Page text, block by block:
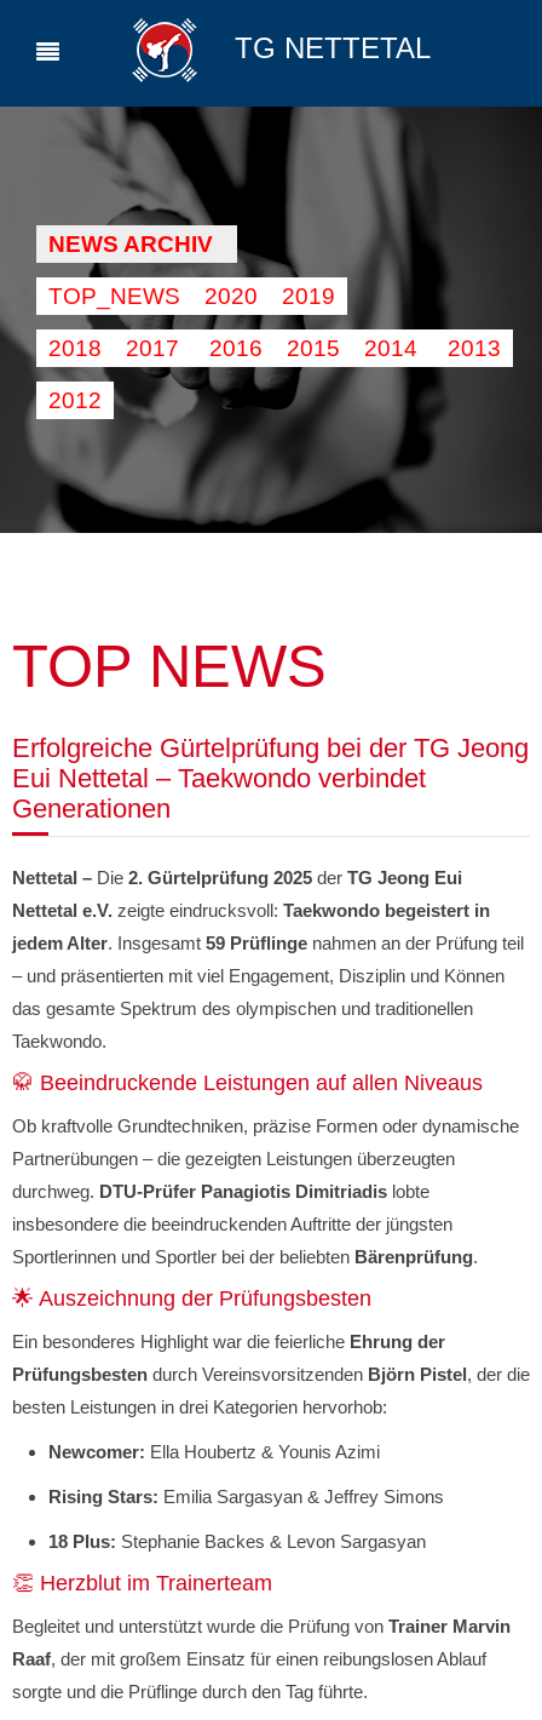
TG NETTETAL
NEWS ARCHIV
TOP_NEWS 2020 2019
2018 2017 2016 2015 2014 2013
2012
TOP NEWS
Erfolgreiche Gürtelprüfung bei der TG Jeong
Eui Nettetal – Taekwondo verbindet
Generationen
Nettetal – Die 2. Gürtelprüfung 2025 der TG Jeong Eui
Nettetal e.V. zeigte eindrucksvoll: Taekwondo begeistert in
jedem Alter. Insgesamt 59 Prüflinge nahmen an der Prüfung teil
– und präsentierten mit viel Engagement, Disziplin und Können
das gesamte Spektrum des olympischen und traditionellen
Taekwondo.
🥋 Beeindruckende Leistungen auf allen Niveaus
Ob kraftvolle Grundtechniken, präzise Formen oder dynamische
Partnerübungen – die gezeigten Leistungen überzeugten
durchweg. DTU-Prüfer Panagiotis Dimitriadis lobte
insbesondere die beeindruckenden Auftritte der jüngsten
Sportlerinnen und Sportler bei der beliebten Bärenprüfung.
🌟 Auszeichnung der Prüfungsbesten
Ein besonderes Highlight war die feierliche Ehrung der
Prüfungsbesten durch Vereinsvorsitzenden Björn Pistel, der die
besten Leistungen in drei Kategorien hervorhob:
Newcomer: Ella Houbertz & Younis Azimi
Rising Stars: Emilia Sargasyan & Jeffrey Simons
18 Plus: Stephanie Backes & Levon Sargasyan
👏 Herzblut im Trainerteam
Begleitet und unterstützt wurde die Prüfung von Trainer Marvin
Raaf, der mit großem Einsatz für einen reibungslosen Ablauf
sorgte und die Prüflinge durch den Tag führte.